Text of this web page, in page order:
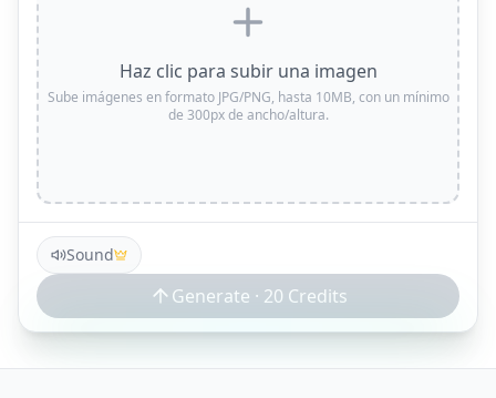
Haz clic para subir una imagen
Sube imágenes en formato JPG/PNG, hasta 10MB, con un mínimo
de 300px de ancho/altura.
Sound
Generate · 20 Credits